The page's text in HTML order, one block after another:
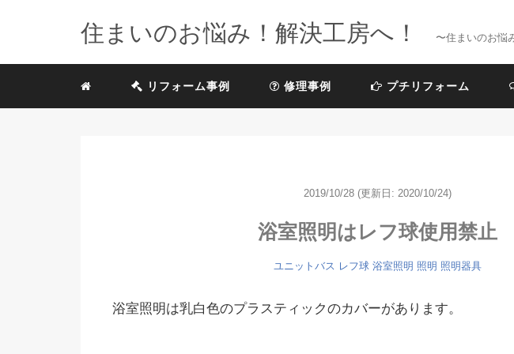
住まいのお悩み！解決工房へ！ 〜住まいのお悩
リフォーム事例 修理事例 プチリフォーム
2019/10/28 (更新日: 2020/10/24)
浴室照明はレフ球使用禁止
ユニットバス レフ球 浴室照明 照明 照明器具
浴室照明は乳白色のプラスティックのカバーがあります。